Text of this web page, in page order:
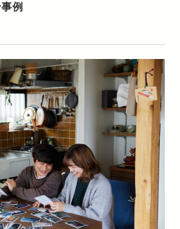
例